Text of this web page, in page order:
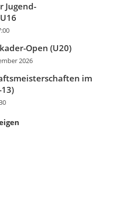
Jugend-
Open (U20)
2026
im